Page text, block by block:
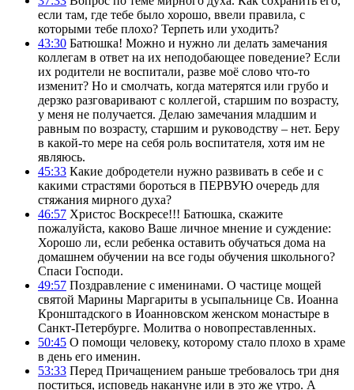
если там, где тебе было хорошо, ввели правила, с
которыми тебе плохо? Терпеть или уходить?
43:30 Батюшка! Можно и нужно ли делать замечания
коллегам в ответ на их неподобающее поведение? Если
их родители не воспитали, разве моё слово что-то
изменит? Но и смолчать, когда матерятся или грубо и
дерзко разговаривают с коллегой, старшим по возрасту,
у меня не получается. Делаю замечания младшим и
равным по возрасту, старшим и руководству – нет. Беру
в какой-то мере на себя роль воспитателя, хотя им не
являюсь.
45:33 Какие добродетели нужно развивать в себе и с
какими страстями бороться в ПЕРВУЮ очередь для
стяжания мирного духа?
46:57 Христос Воскресе!!! Батюшка, скажите
пожалуйста, каково Ваше личное мнение и суждение:
Хорошо ли, если ребенка оставить обучаться дома на
домашнем обучении на все годы обучения школьного?
Спаси Господи.
49:57 Поздравление с именинами. О частице мощей
святой Марины Маргариты в усыпальнице Св. Иоанна
Кронштадского в Иоанновском женском монастыре в
Санкт-Петербурге. Молитва о новопреставленных.
50:45 О помощи человеку, которому стало плохо в храме
в день его именин.
53:33 Перед Причащением раньше требовалось три дня
поститься, исповедь накануне или в это же утро. А